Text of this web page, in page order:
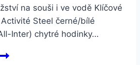
na souši i ve vodě Klíčové
Steel černé/bílé
Inter) chytré hodinky…